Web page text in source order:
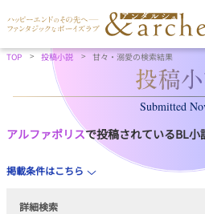
TOP 投稿小説 甘々・溺愛の検索結果
Submitted
アルファポリスで投稿されているBL小
掲載条件はこちら
詳細検索